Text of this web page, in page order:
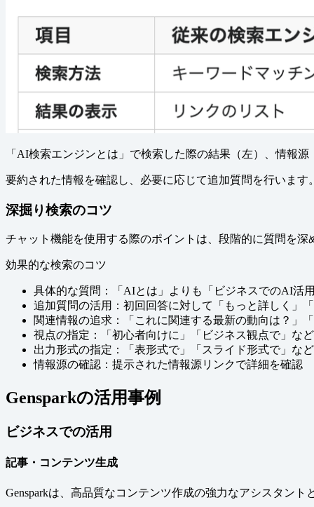
「AI検索エンジンとは」で検索した際の結果（左）、情報源
要約された情報を確認し、必要に応じて追加質問を行いま
深掘り検索のコツ
チャット機能を使用する際のポイントは、段階的に質問を
効果的な検索のコツ
具体的な質問：「AIとは」よりも「ビジネスでのAI活
追加質問の活用：初回回答に対して「もっと詳しく」
関連情報の追求：「これに関連する最新の動向は？」
視点の指定：「初心者向けに」「ビジネス観点で」な
出力形式の指定：「表形式で」「スライド形式で」な
情報源の確認：提示された情報源リンクで詳細を確認
Gensparkの活用事例
ビジネスでの活用
記事・コンテンツ生成
Gensparkは、高品質なコンテンツ作成の強力なアシスタン